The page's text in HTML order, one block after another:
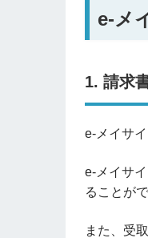
e-メ
1. 請求
e-メイサ
e-メイサ
ることが
また、受